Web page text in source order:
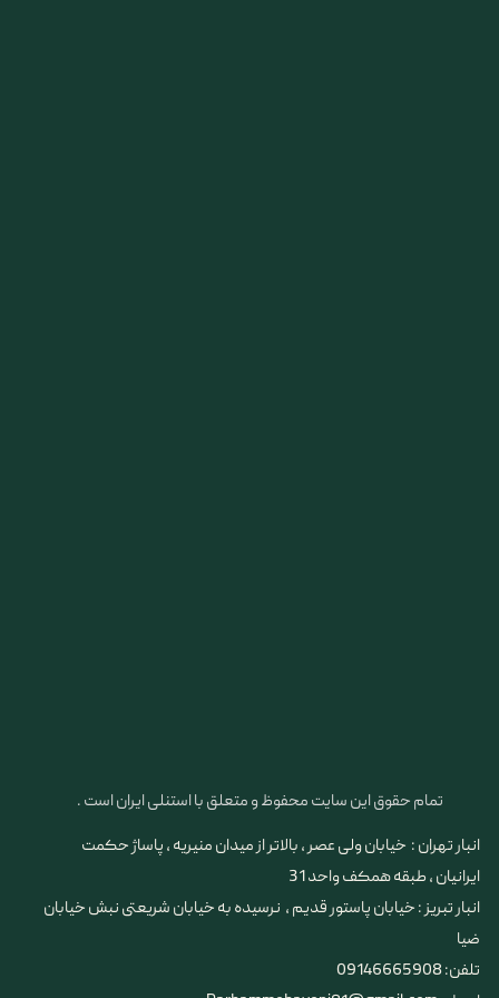
تمام حقوق این سایت محفوظ و متعلق با استنلی ایران است .
انبار تهران : خیابان ولی عصر ، بالاتر از میدان منیریه ، پاساژ حکمت
ایرانیان ، طبقه همکف واحد 31
​​​​​​​انبار تبریز : خیابان پاستور قدیم ، نرسیده به خیابان شریعتی نبش خیابان
ضیا
تلفن: 09146665908